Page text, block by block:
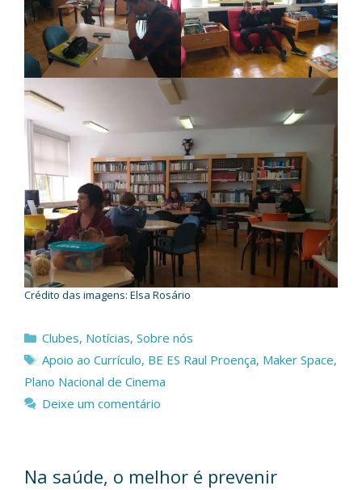
Crédito das imagens: Elsa Rosário
Categorias
Clubes, Notícias, Sobre nós
Etiquetas
Apoio ao Currículo, BE ES Raul Proença, Maker Space,
Plano Nacional de Cinema
Deixe um comentário
Na saúde, o melhor é prevenir